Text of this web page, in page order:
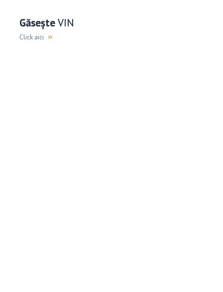
GăseșteVIN
Click aici